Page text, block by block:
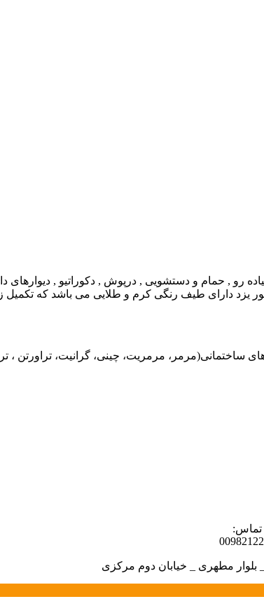
رو , حمام و دستشویی , درپوش , دکوراتیو ,
مرمریت، چینی، گرانیت، تراورتن ،
تماس:
_ بلوار مطهری _ خیابان دوم مرکزی